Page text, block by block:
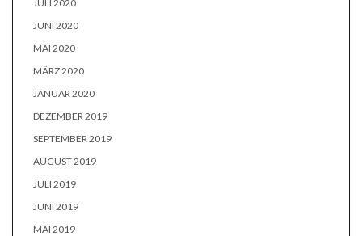
JULI 2020
JUNI 2020
MAI 2020
MÄRZ 2020
JANUAR 2020
DEZEMBER 2019
SEPTEMBER 2019
AUGUST 2019
JULI 2019
JUNI 2019
MAI 2019